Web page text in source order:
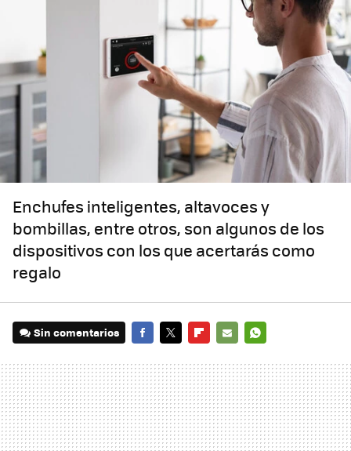
Enchufes inteligentes, altavoces y
bombillas, entre otros, son algunos de los
dispositivos con los que acertarás como
regalo
Sin comentarios
MAIL